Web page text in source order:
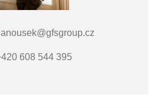
608 544 395